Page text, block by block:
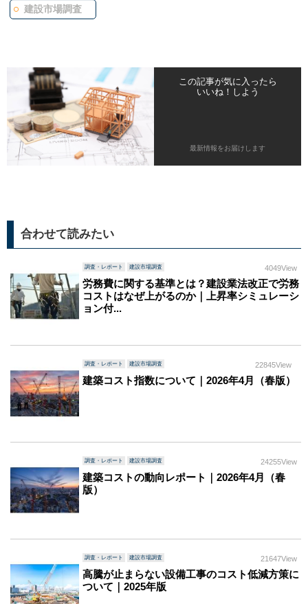
建設市場調査
この記事が気に入ったら
いいね！しよう
最新情報をお届けします
合わせて読みたい
調査・レポート 建設市場調査 4049View
労務費に関する基準とは？建設業法改正で労務
コストはなぜ上がるのか｜上昇率シミュレーシ
ョン付...
調査・レポート 建設市場調査 22845View
建築コスト指数について｜2026年4月（春版）
調査・レポート 建設市場調査 24255View
建築コストの動向レポート｜2026年4月（春
版）
調査・レポート 建設市場調査 21647View
高騰が止まらない設備工事のコスト低減方策に
ついて｜2025年版